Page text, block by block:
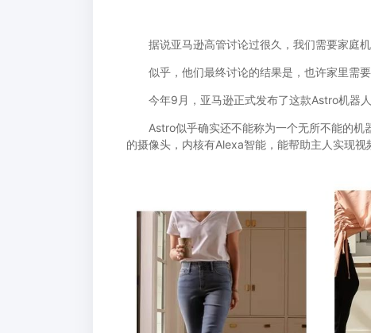
据说亚马逊高管讨论过很久，我们需要家庭
似乎，他们最终讨论的结果是，也许家里需要
今年9月，亚马逊正式发布了这款Astro机器人
Astro似乎确实还不能称为一个无所不能的机
的摄像头，内核有Alexa智能，能帮助主人实现视